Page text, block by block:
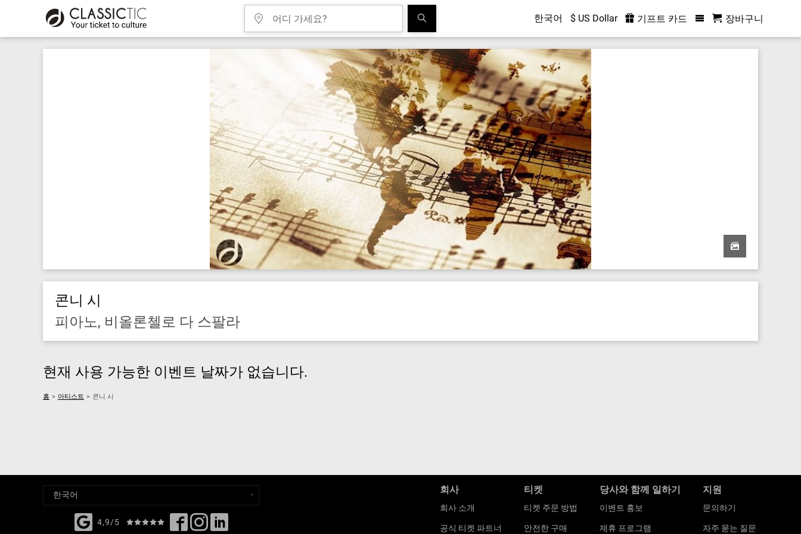
한국어 $ US Dollar 기프트 카드 장바구니
콘니 시
피아노, 비올론첼로 다 스팔라
현재 사용 가능한 이벤트 날짜가 없습니다.
홈 > 아티스트 > 콘니 시
4,9/5
회사
회사 소개
공식 티켓 파트너
티켓
티켓 주문 방법
안전한 구매
당사와 함께 일하기
이벤트 홍보
제휴 프로그램
지원
문의하기
자주 묻는 질문